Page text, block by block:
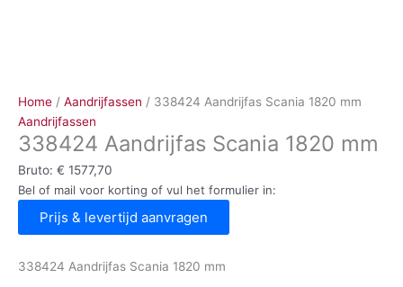
Home / Aandrijfassen / 338424 Aandrijfas Scania 1820 mm
Aandrijfassen
338424 Aandrijfas Scania 1820 mm
Bruto: € 1577,70
Bel of mail voor korting of vul het formulier in:
Prijs & levertijd aanvragen
338424 Aandrijfas Scania 1820 mm